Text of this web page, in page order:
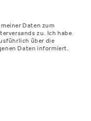
Daten zum
zu. Ich habe
über die
Daten informiert.